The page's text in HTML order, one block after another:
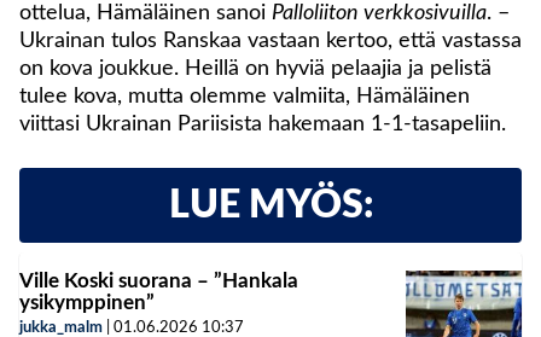
ottelua, Hämäläinen sanoi Palloliiton verkkosivuilla. –
Ukrainan tulos Ranskaa vastaan kertoo, että vastassa
on kova joukkue. Heillä on hyviä pelaajia ja pelistä
tulee kova, mutta olemme valmiita, Hämäläinen
viittasi Ukrainan Pariisista hakemaan 1-1-tasapeliin.
LUE MYÖS:
Ville Koski suorana – ”Hankala
ysikymppinen”
jukka_malm 01.06.2026 10:37